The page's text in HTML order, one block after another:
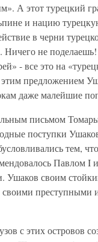
А этот турецкий
и нацию
в черни
Ничего не
- все это на
предложением
даже малейшие
письмом
поступки
тем,
Павлом I
Ушаков своим
своими преступными
с этих островов